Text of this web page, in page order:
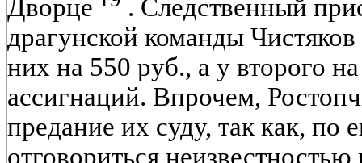
Дворце
. Следственный
драгунской команды
них на 550 руб., а у второго
ассигнаций. Впрочем,
предание их суду, так как,
отговориться